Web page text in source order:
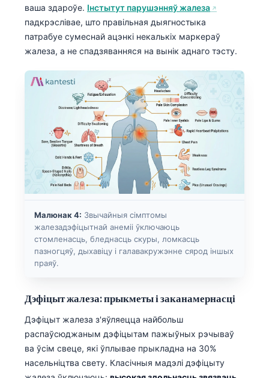
ваша здароўе. Інстытут парушэнняў жалеза
падкрэслівае, што правільная дыягностыка
патрабуе сумеснай ацэнкі некалькіх маркераў
жалеза, а не спадзяванняся на вынік аднаго тэсту.
Малюнак 4: Звычайныя сімптомы
жалезадэфіцытнай анеміі ўключаюць
стомленасць, бледнасць скуры, ломкасць
пазногцяў, дыхавіцу і галавакружэнне сярод іншых
праяў.
Дэфіцыт жалеза: прыкметы і заканамернасці
Дэфіцыт жалеза з'яўляецца найбольш
распаўсюджаным дэфіцытам пажыўных рэчываў
ва ўсім свеце, які ўплывае прыкладна на 30%
насельніцтва свету. Класічныя мадэлі дэфіцыту